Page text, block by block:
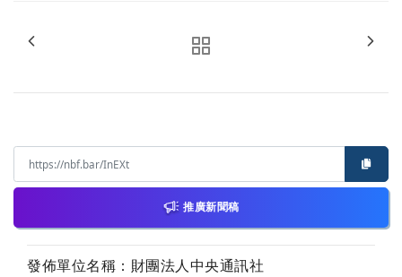
推廣新聞稿
發佈單位名稱：財團法人中央通訊社